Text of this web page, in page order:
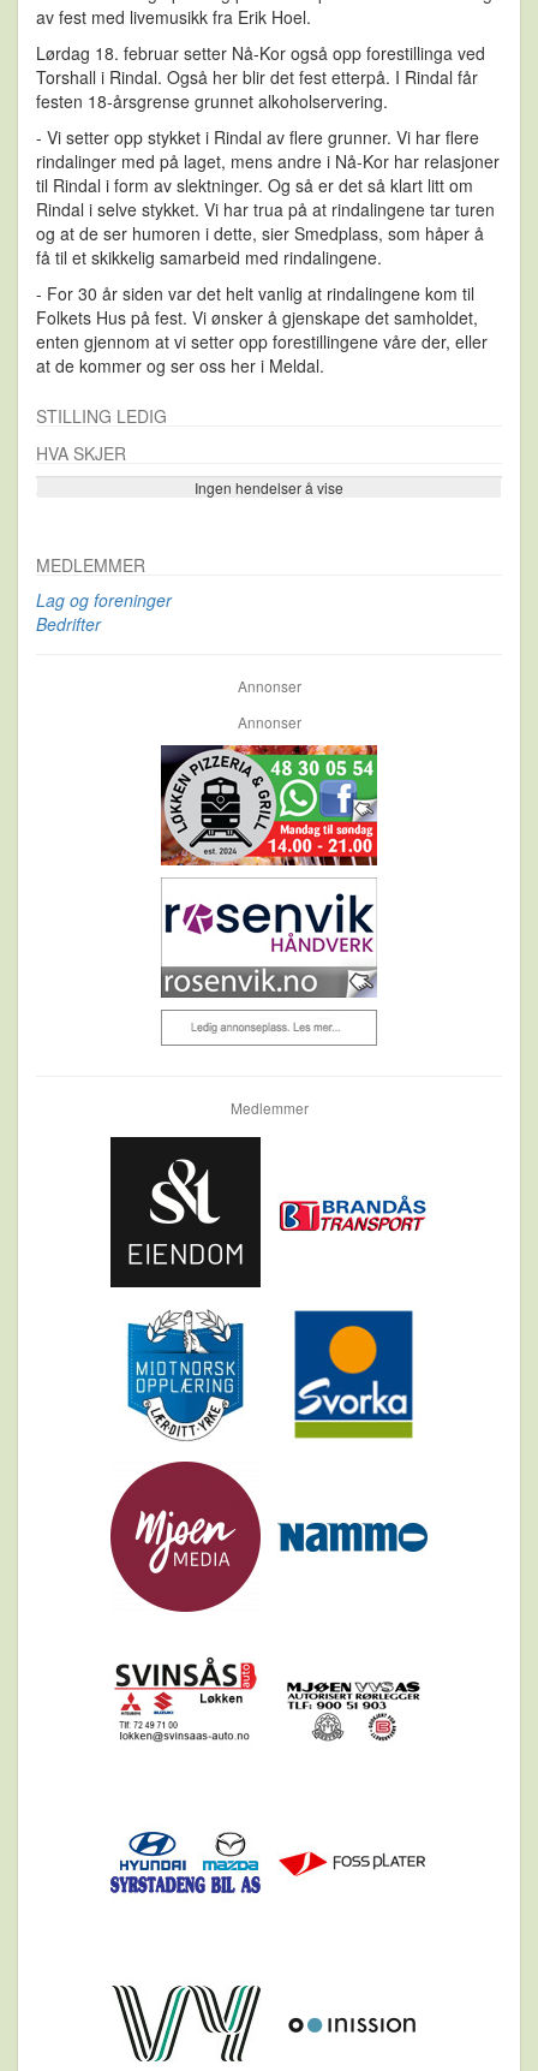
av fest med livemusikk fra Erik Hoel.
Lørdag 18. februar setter Nå-Kor også opp forestillinga ved
Torshall i Rindal. Også her blir det fest etterpå. I Rindal får
festen 18-årsgrense grunnet alkoholservering.
- Vi setter opp stykket i Rindal av flere grunner. Vi har flere
rindalinger med på laget, mens andre i Nå-Kor har relasjoner
til Rindal i form av slektninger. Og så er det så klart litt om
Rindal i selve stykket. Vi har trua på at rindalingene tar turen
og at de ser humoren i dette, sier Smedplass, som håper å
få til et skikkelig samarbeid med rindalingene.
- For 30 år siden var det helt vanlig at rindalingene kom til
Folkets Hus på fest. Vi ønsker å gjenskape det samholdet,
enten gjennom at vi setter opp forestillingene våre der, eller
at de kommer og ser oss her i Meldal.
STILLING LEDIG
HVA SKJER
Ingen hendelser å vise
Se flere…
MEDLEMMER
Lag og foreninger
Bedrifter
Annonser
Annonser
Medlemmer